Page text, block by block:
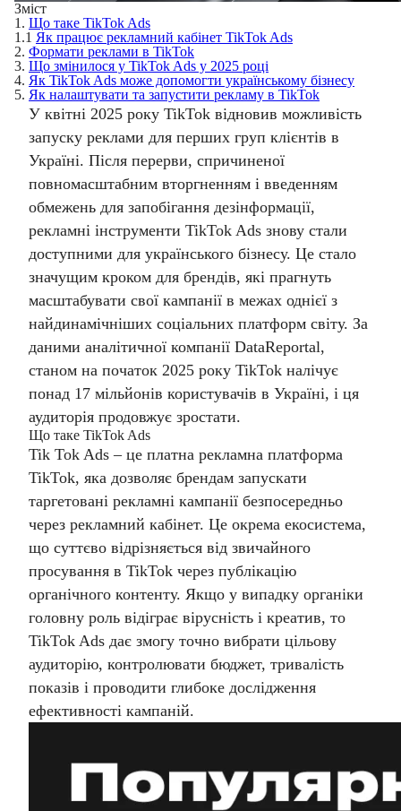
Зміст
1. Що таке TikTok Ads
1.1 Як працює рекламний кабінет TikTok Ads
2. Формати реклами в TikTok
3. Що змінилося у TikTok Ads у 2025 році
4. Як TikTok Ads може допомогти українському бізнесу
5. Як налаштувати та запустити рекламу в TikTok
У квітні 2025 року TikTok відновив можливість
запуску реклами для перших груп клієнтів в
Україні. Після перерви, спричиненої
повномасштабним вторгненням і введенням
обмежень для запобігання дезінформації,
рекламні інструменти TikTok Ads знову стали
доступними для українського бізнесу. Це стало
значущим кроком для брендів, які прагнуть
масштабувати свої кампанії в межах однієї з
найдинамічніших соціальних платформ світу. За
даними аналітичної компанії DataReportal,
станом на початок 2025 року TikTok налічує
понад 17 мільйонів користувачів в Україні, і ця
аудиторія продовжує зростати.
Що таке TikTok Ads
Tik Tok Ads – це платна рекламна платформа
TikTok, яка дозволяє брендам запускати
таргетовані рекламні кампанії безпосередньо
через рекламний кабінет. Це окрема екосистема,
що суттєво відрізняється від звичайного
просування в TikTok через публікацію
органічного контенту. Якщо у випадку органіки
головну роль відіграє вірусність і креатив, то
TikTok Ads дає змогу точно вибрати цільову
аудиторію, контролювати бюджет, тривалість
показів і проводити глибоке дослідження
ефективності кампаній.